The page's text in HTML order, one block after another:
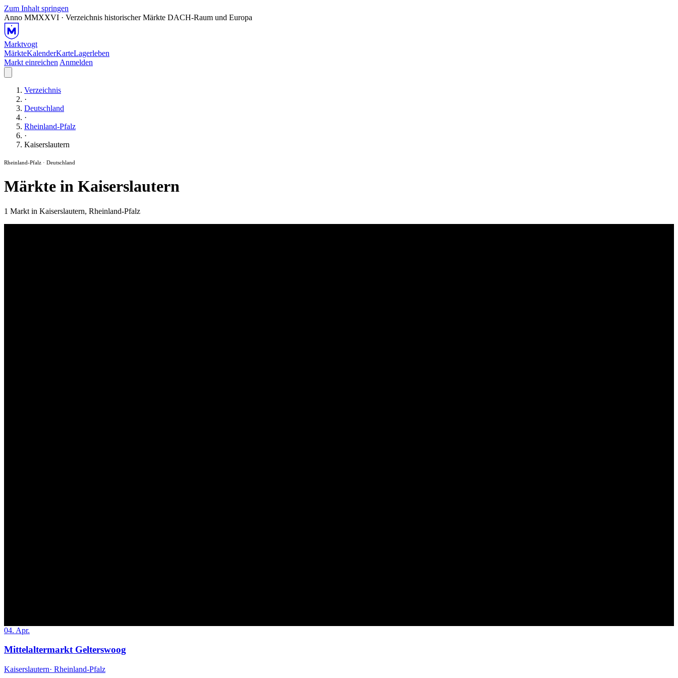
Zum Inhalt springen
Anno MMXXVI · Verzeichnis historischer Märkte DACH-Raum und Europa
Marktvogt
MärkteKalenderKarteLagerleben
Markt einreichen Anmelden
Verzeichnis
·
Deutschland
·
Rheinland-Pfalz
·
Kaiserslautern
Rheinland-Pfalz · Deutschland
Märkte in Kaiserslautern
1 Markt in Kaiserslautern, Rheinland-Pfalz
04. Apr.
Mittelaltermarkt Gelterswoog
Kaiserslautern· Rheinland-Pfalz